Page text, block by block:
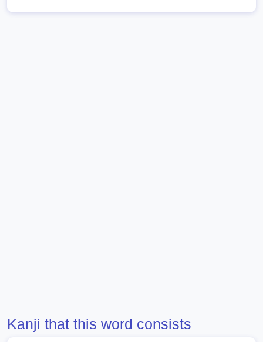
Kanji that this word consists